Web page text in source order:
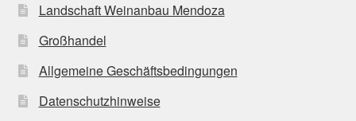
Landschaft Weinanbau Mendoza
Großhandel
Allgemeine Geschäftsbedingungen
Datenschutzhinweise